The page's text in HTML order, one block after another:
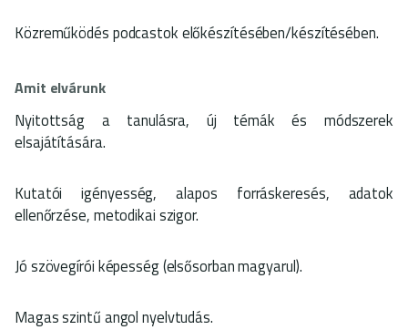
Közreműködés podcastok előkészítésében/készítésében.
Amit elvárunk
Nyitottság a tanulásra, új témák és módszerek
elsajátítására.
Kutatói igényesség, alapos forráskeresés, adatok
ellenőrzése, metodikai szigor.
Jó szövegírói képesség (elsősorban magyarul).
Magas szintű angol nyelvtudás.